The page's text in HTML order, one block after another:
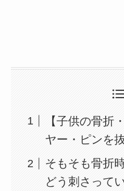
【子供の骨折
ヤー・ピンを
そもそも骨折
どう刺さって